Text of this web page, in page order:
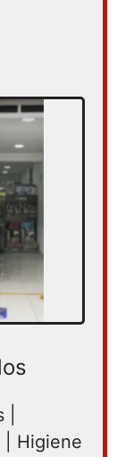
–
19:00 |
cerrado
| Higiene